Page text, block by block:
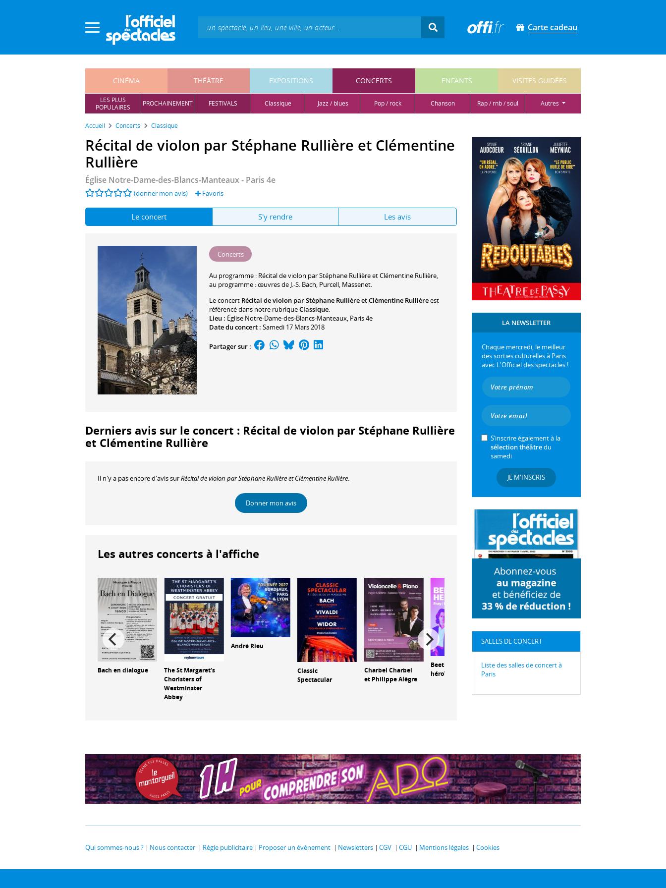
Carte cadeau
CINÉMA THÉÂTRE EXPOSITIONS CONCERTS ENFANTS VISITES GUIDÉES
LES PLUS
POPULAIRES
PROCHAINEMENT FESTIVALS classique jazz / blues pop / rock chanson rap / rnb / soul autres
Accueil Concerts Classique
Récital de violon par Stéphane Rullière et Clémentine
Rullière
Église Notre-Dame-des-Blancs-Manteaux- Paris 4e
(donner mon avis) Favoris
Le concert S'y rendre Les avis
Concerts
Au programme : Récital de violon parStéphane RullièreetClémentine Rullière,
au programme : œuvres de J.-S. Bach, Purcell, Massenet.
Le concert Récital de violon par Stéphane Rullière et Clémentine Rullièreest
référencé dans notre rubriqueClassique.
Lieu : Église Notre-Dame-des-Blancs-Manteaux, Paris 4e
Date du concert : Samedi 17 Mars 2018
Partager sur :
Derniers avis sur le concert : Récital de violon par Stéphane Rullière
et Clémentine Rullière
Il n'y a pas encore d'avis surRécital de violon par Stéphane Rullière et Clémentine Rullière
Donner mon avis
Les autres concerts à l'affiche
Bach en dialogue
The St Margaret's
Choristers of
Westminster
Abbey
André Rieu
Classic
Spectacular
Charbel Charbel
et Philippe Alègre
Beethoven
héroïque
LA NEWSLETTER
Chaque mercredi, le meilleur
des sorties culturelles à Paris
avec L'Officiel des spectacles !
S’inscrire également à la
sélection théâtredu
samedi
JE M'INSCRIS
SALLES DE CONCERT
Liste des salles de concert à
Paris
Qui sommes-nous ? Nous contacter Régie publicitaire Proposer un événement Newsletters CGV CGU Mentions légales Cookies